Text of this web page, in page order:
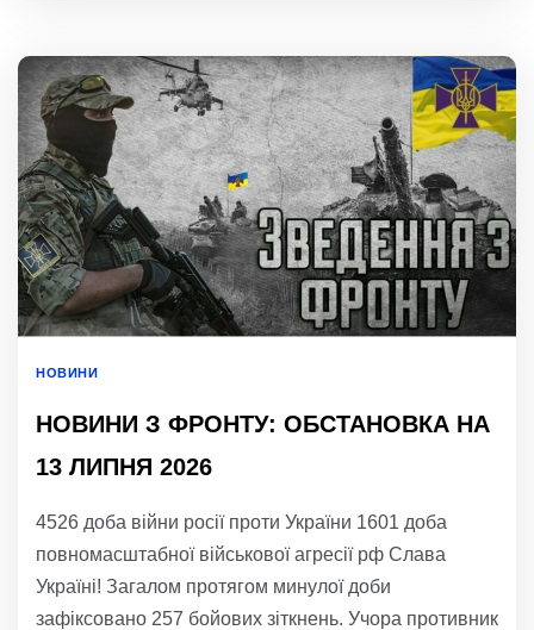
НОВИНИ
НОВИНИ З ФРОНТУ: ОБСТАНОВКА НА
13 ЛИПНЯ 2026
4526 доба війни росії проти України 1601 доба
повномасштабної військової агресії рф Слава
Україні! Загалом протягом минулої доби
зафіксовано 257 бойових зіткнень. Учора противник